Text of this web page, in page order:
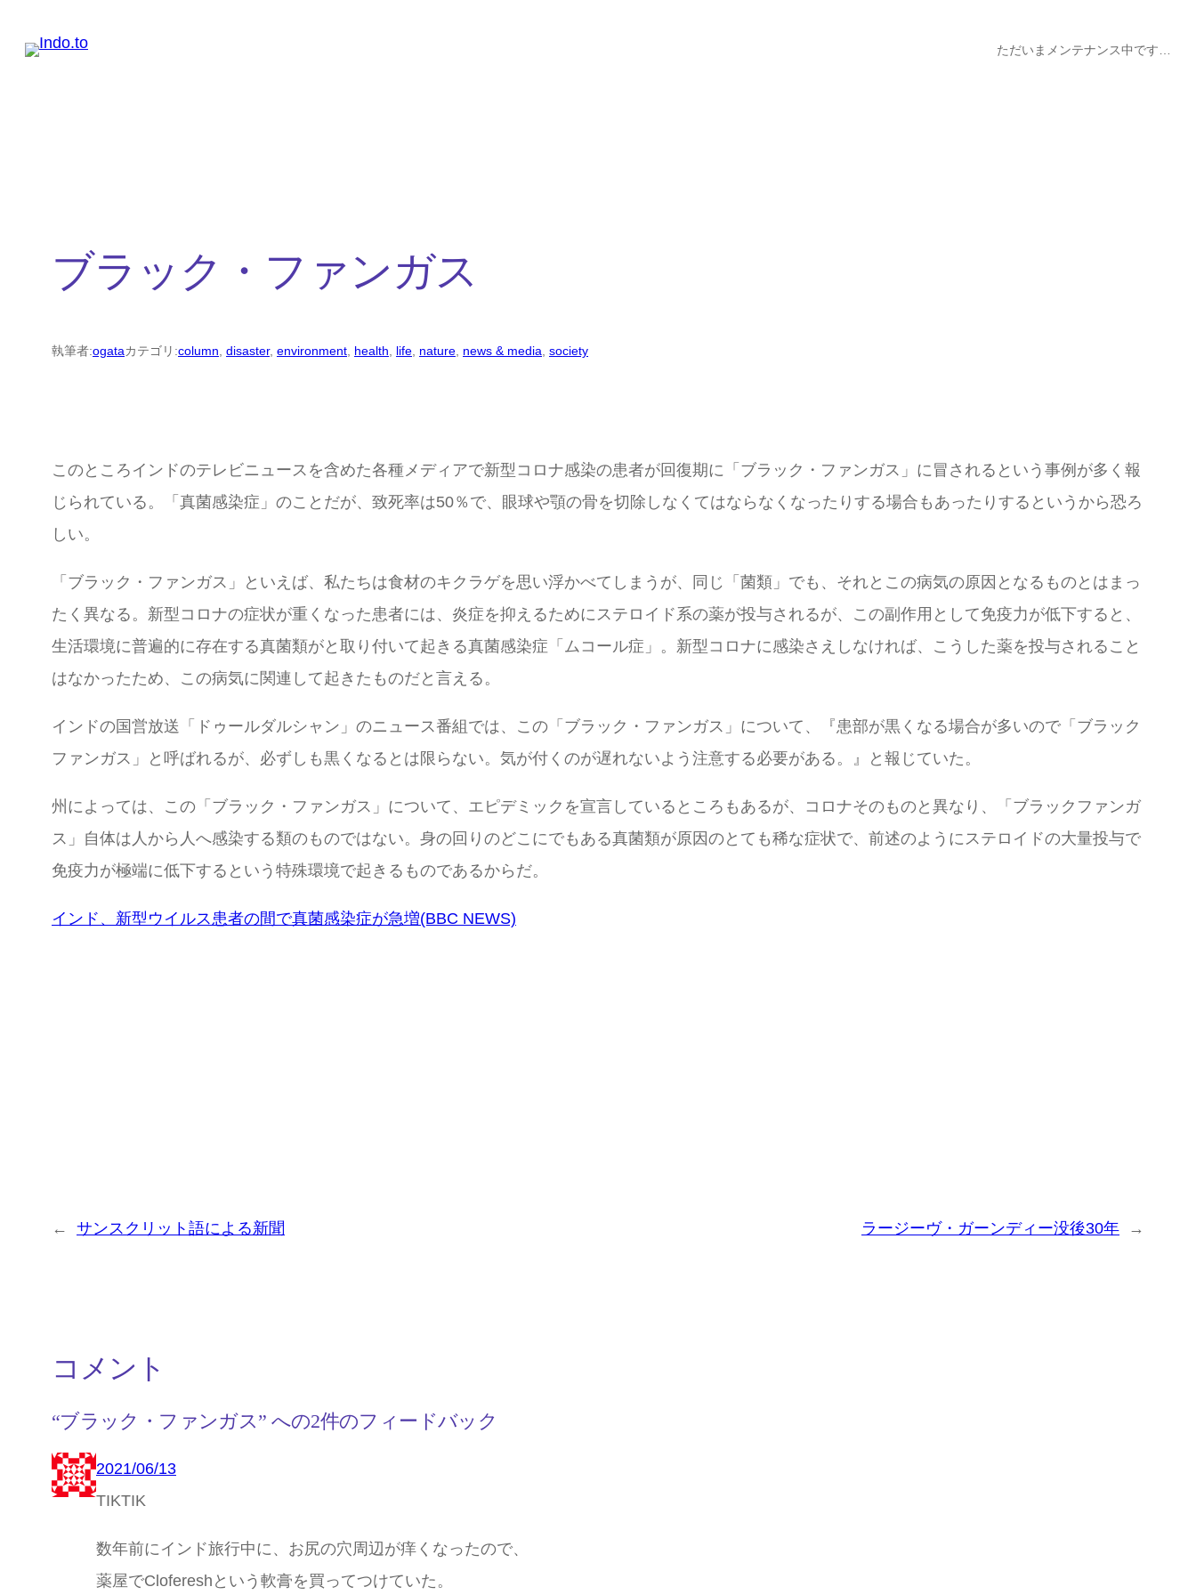
ただいまメンテナンス中です…
ブラック・ファンガス
執筆者:ogataカテゴリ:column, disaster, environment, health, life, nature, news & media, society
このところインドのテレビニュースを含めた各種メディアで新型コロナ感染の患者が回復期に「ブラック・ファンガス」に冒されるという事例が多く報
じられている。「真菌感染症」のことだが、致死率は50％で、眼球や顎の骨を切除しなくてはならなくなったりする場合もあったりするというから恐ろ
しい。
「ブラック・ファンガス」といえば、私たちは食材のキクラゲを思い浮かべてしまうが、同じ「菌類」でも、それとこの病気の原因となるものとはまっ
たく異なる。新型コロナの症状が重くなった患者には、炎症を抑えるためにステロイド系の薬が投与されるが、この副作用として免疫力が低下すると、
生活環境に普遍的に存在する真菌類がと取り付いて起きる真菌感染症「ムコール症」。新型コロナに感染さえしなければ、こうした薬を投与されること
はなかったため、この病気に関連して起きたものだと言える。
インドの国営放送「ドゥールダルシャン」のニュース番組では、この「ブラック・ファンガス」について、『患部が黒くなる場合が多いので「ブラック
ファンガス」と呼ばれるが、必ずしも黒くなるとは限らない。気が付くのが遅れないよう注意する必要がある。』と報じていた。
州によっては、この「ブラック・ファンガス」について、エピデミックを宣言しているところもあるが、コロナそのものと異なり、「ブラックファンガ
ス」自体は人から人へ感染する類のものではない。身の回りのどこにでもある真菌類が原因のとても稀な症状で、前述のようにステロイドの大量投与で
免疫力が極端に低下するという特殊環境で起きるものであるからだ。
インド、新型ウイルス患者の間で真菌感染症が急増(BBC NEWS)
← サンスクリット語による新聞 ラージーヴ・ガーンディー没後30年 →
コメント
“ブラック・ファンガス” への2件のフィードバック
2021/06/13
TIKTIK
数年前にインド旅行中に、お尻の穴周辺が痒くなったので、
薬屋でClofereshという軟膏を買ってつけていた。